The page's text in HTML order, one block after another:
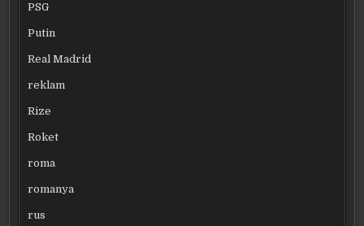
PSG
Putin
Real Madrid
reklam
Rize
Roket
roma
romanya
rus